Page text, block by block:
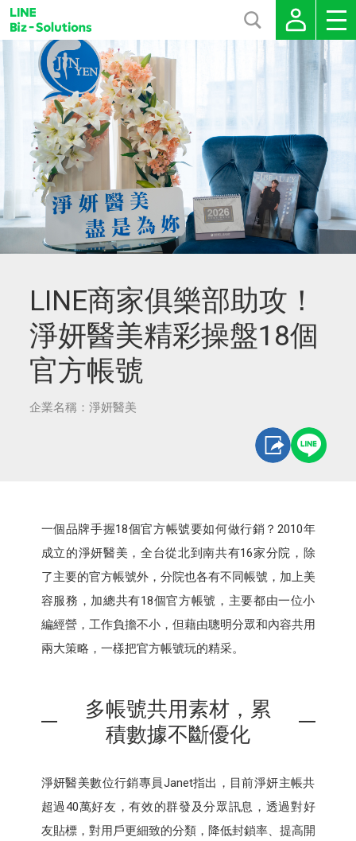
LINE商家俱樂部助攻！
淨妍醫美精彩操盤18個
官方帳號
企業名稱：淨妍醫美
一個品牌手握18個官方帳號要如何做行銷？2010年
成立的淨妍醫美，全台從北到南共有16家分院，除
了主要的官方帳號外，分院也各有不同帳號，加上美
容服務，加總共有18個官方帳號，主要都由一位小
編經營，工作負擔不小，但藉由聰明分眾和內容共用
兩大策略，一樣把官方帳號玩的精采。
多帳號共用素材，累
積數據不斷優化
淨妍醫美數位行銷專員Janet指出，目前淨妍主帳共
超過40萬好友，有效的群發及分眾訊息，透過對好
友貼標，對用戶更細致的分類，降低封鎖率、提高開